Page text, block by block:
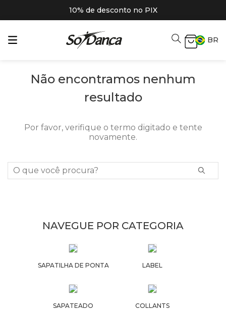
10% de desconto no PIX
BR
Não encontramos nenhum
resultado
Por favor, verifique o termo digitado e tente
novamente.
O que você procura?
NAVEGUE POR CATEGORIA
SAPATILHA DE PONTA LABEL
SAPATEADO COLLANTS